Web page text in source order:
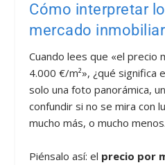
Cómo interpretar
mercado
Cuando lees que «el precio
4.000 €/m²», ¿qué significa
solo una foto panorámica,
confundir si no se mira con
mucho más, o mucho menos.
Piénsalo así: el precio por